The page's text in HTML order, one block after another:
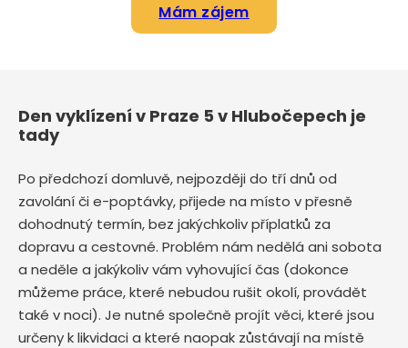
Mám zájem
Den vyklízení v Praze 5 v Hlubočepech je
tady
Po předchozí domluvě, nejpozději do tří dnů od
zavolání či e-poptávky, přijede na místo v přesně
dohodnutý termín, bez jakýchkoliv příplatků za
dopravu a cestovné. Problém nám nedělá ani sobota
a neděle a jakýkoliv vám vyhovující čas (dokonce
můžeme práce, které nebudou rušit okolí, provádět
také v noci). Je nutné společně projít věci, které jsou
určeny k likvidaci a které naopak zůstávají na místě